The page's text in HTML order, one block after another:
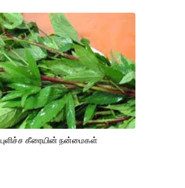
புளிச்ச கீரையின் நன்மைகள்